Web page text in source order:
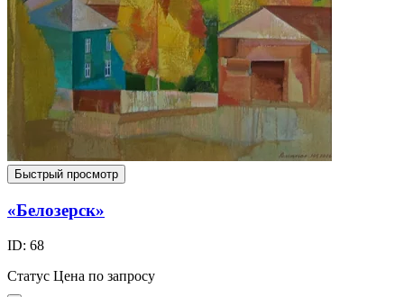
Быстрый просмотр
«Белозерск»
ID: 68
Статус Цена по запросу